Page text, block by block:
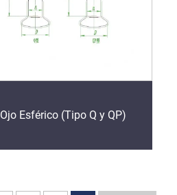
Ojo Esférico (Tipo Q y QP)